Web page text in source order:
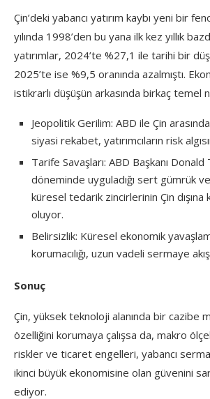
Çin’deki yabancı yatırım kaybı yeni bir
yılında 1998’den bu yana ilk kez yıllık
yatırımlar, 2024’te %27,1 ile tarihi bir
2025’te ise %9,5 oranında azalmıştı.
istikrarlı düşüşün arkasında birkaç temel
Jeopolitik Gerilim: ABD ile Çin
siyasi rekabet, yatırımcıların risk
Tarife Savaşları: ABD Başkanı Donald
döneminde uyguladığı sert gümrük
küresel tedarik zincirlerinin Çin dışına
oluyor.
Belirsizlik: Küresel ekonomik
korumacılığı, uzun vadeli sermaye
Sonuç
Çin, yüksek teknoloji alanında bir cazibe
özelliğini korumaya çalışsa da, makro
riskler ve ticaret engelleri, yabancı
ikinci büyük ekonomisine olan güvenini
ediyor.